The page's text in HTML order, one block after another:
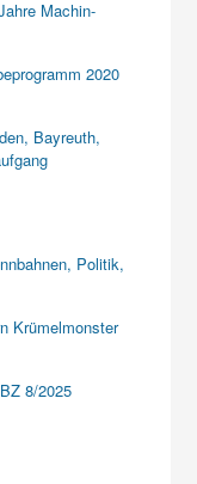
Machin-
2020
Bayreuth,
Politik,
Krümelmonster
8/2025